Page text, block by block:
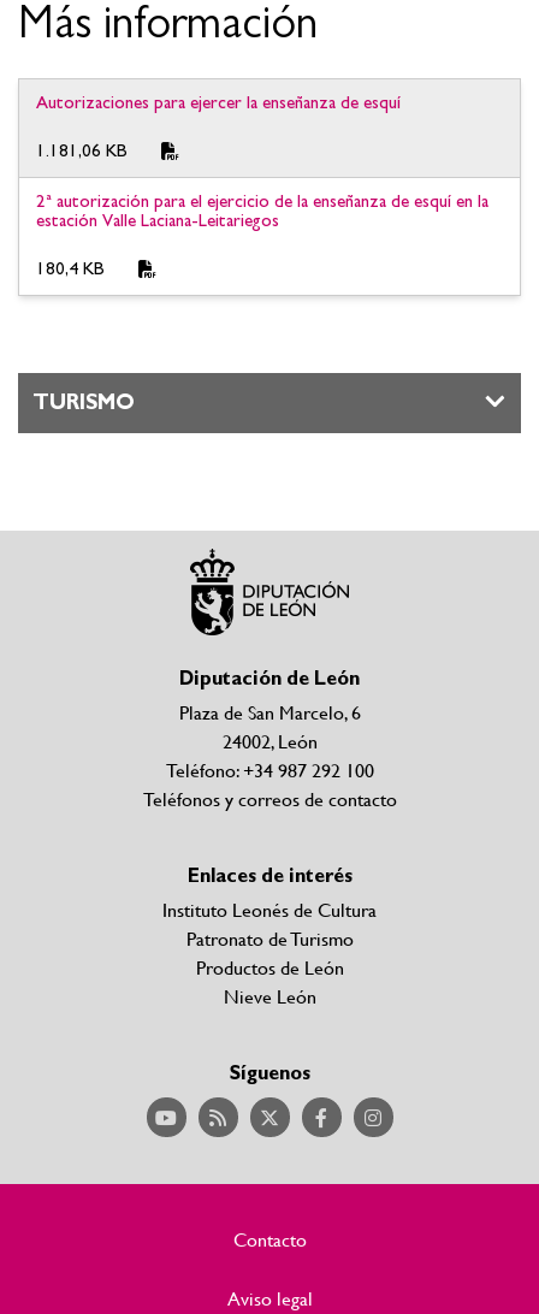
Más información
Tabla con documentos de información adicional
Autorizaciones para ejercer la enseñanza de esquí
1.181,06 KB
2ª autorización para el ejercicio de la enseñanza de esquí en la
estación Valle Laciana-Leitariegos
180,4 KB
TURISMO
Diputación de León
Plaza de San Marcelo, 6
24002, León
Teléfono: +34 987 292 100
Teléfonos y correos de contacto
Enlaces de interés
Instituto Leonés de Cultura
Patronato de Turismo
Productos de León
Nieve León
Síguenos
Contacto
Aviso legal